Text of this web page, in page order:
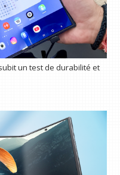
un test de durabilité et